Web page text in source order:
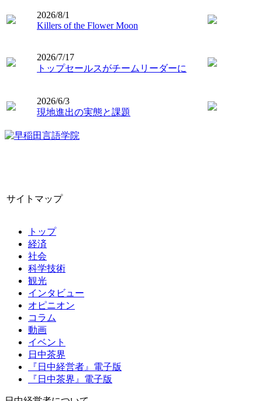
2026/8/1
Killers of the Flower Moon
2026/7/17
トップセールスがチームリーダーに
2026/6/3
現地進出の実態と課題
サイトマップ
トップ
経済
社会
科学技術
観光
インタビュー
オピニオン
コラム
動画
イベント
日中茶界
『日中経営者』電子版
『日中茶界』電子版